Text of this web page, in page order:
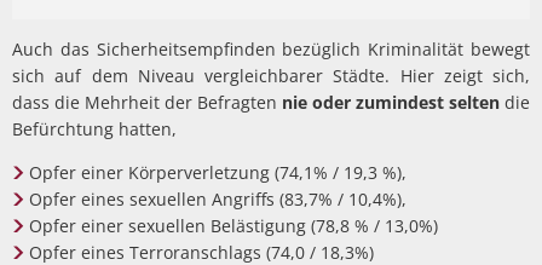
Auch das Sicherheitsempfinden bezüglich Kriminalität bewegt
sich auf dem Niveau vergleichbarer Städte. Hier zeigt sich,
dass die Mehrheit der Befragten nie oder zumindest selten die
Befürchtung hatten,
Opfer einer Körperverletzung (74,1% / 19,3 %),
Opfer eines sexuellen Angriffs (83,7% / 10,4%),
Opfer einer sexuellen Belästigung (78,8 % / 13,0%)
Opfer eines Terroranschlags (74,0 / 18,3%)